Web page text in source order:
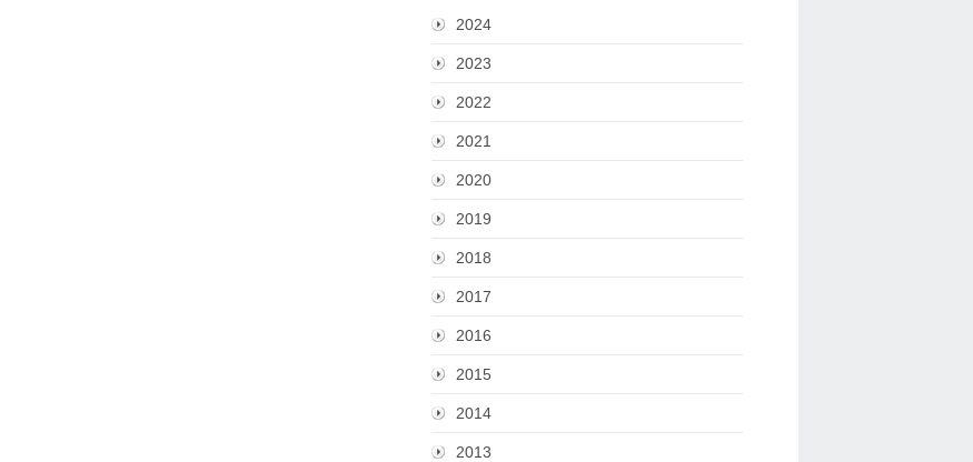
2024
2023
2022
2021
2020
2019
2018
2017
2016
2015
2014
2013